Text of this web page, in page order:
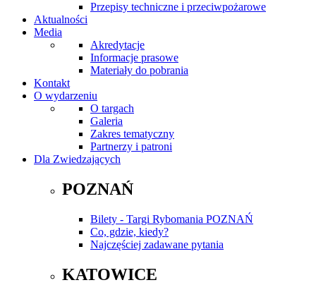
Przepisy techniczne i przeciwpożarowe
Aktualności
Media
Akredytacje
Informacje prasowe
Materiały do pobrania
Kontakt
O wydarzeniu
O targach
Galeria
Zakres tematyczny
Partnerzy i patroni
Dla Zwiedzających
POZNAŃ
Bilety - Targi Rybomania POZNAŃ
Co, gdzie, kiedy?
Najczęściej zadawane pytania
KATOWICE